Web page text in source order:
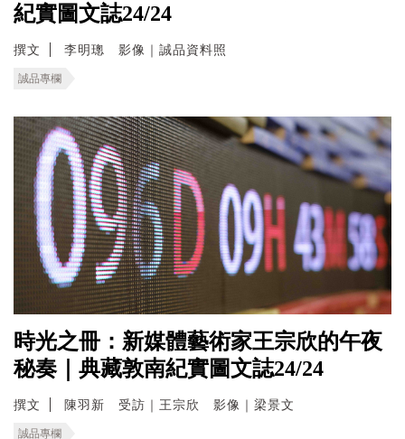
紀實圖文誌24/24
撰文 李明璁 影像｜誠品資料照
誠品專欄
時光之冊：新媒體藝術家王宗欣的午夜
秘奏｜典藏敦南紀實圖文誌24/24
撰文 陳羽新 受訪｜王宗欣 影像｜梁景文
誠品專欄